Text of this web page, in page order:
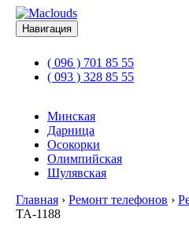
Навигация
( 096 ) 701 85 55
( 093 ) 328 85 55
Минская
Дарница
Осокорки
Олимпийская
Шулявская
Главная › Ремонт телефонов ›
TA-1188